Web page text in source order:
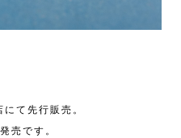
て先行販売。
売です。